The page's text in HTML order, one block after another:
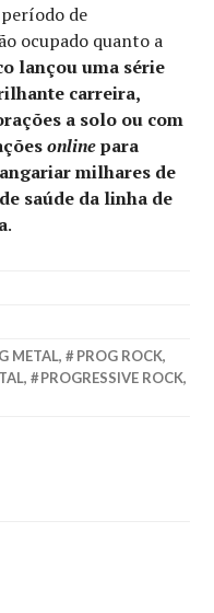
de
ocupado quanto a
lançou uma série
carreira,
a solo ou com
onlinepara
milhares de
saúde da linha de
.
METAL, PROG ROCK,
, PROGRESSIVE ROCK,